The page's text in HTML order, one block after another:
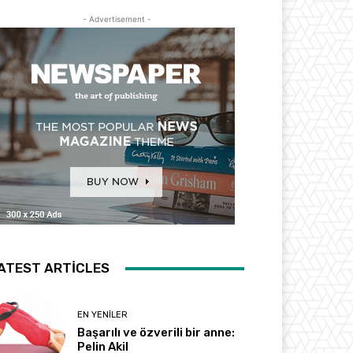
- Advertisement -
ARTICLES
EN YENILER
Başarılı ve özverili bir anne:
Pelin Akil